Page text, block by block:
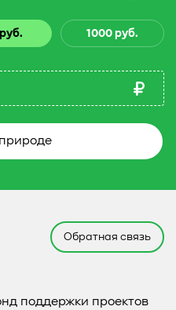
1000 руб.
Обратная связь
поддержки проектов